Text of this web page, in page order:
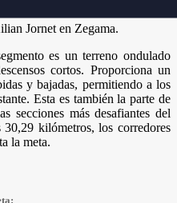
Jornet en Zegama.
es un terreno ondulado
cortos. Proporciona un
y bajadas, permitiendo a los
Esta es también la parte de
secciones más desafiantes del
kilómetros, los corredores
la meta.